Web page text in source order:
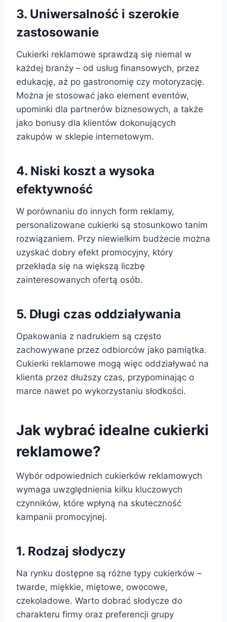
3. Uniwersalność i szerokie
zastosowanie
Cukierki reklamowe sprawdzą się niemal w
każdej branży – od usług finansowych, przez
edukację, aż po gastronomię czy motoryzację.
Można je stosować jako element eventów,
upominki dla partnerów biznesowych, a także
jako bonusy dla klientów dokonujących
zakupów w sklepie internetowym.
4. Niski koszt a wysoka
efektywność
W porównaniu do innych form reklamy,
personalizowane cukierki są stosunkowo tanim
rozwiązaniem. Przy niewielkim budżecie można
uzyskać dobry efekt promocyjny, który
przekłada się na większą liczbę
zainteresowanych ofertą osób.
5. Długi czas oddziaływania
Opakowania z nadrukiem są często
zachowywane przez odbiorców jako pamiątka.
Cukierki reklamowe mogą więc oddziaływać na
klienta przez dłuższy czas, przypominając o
marce nawet po wykorzystaniu słodkości.
Jak wybrać idealne cukierki
reklamowe?
Wybór odpowiednich cukierków reklamowych
wymaga uwzględnienia kilku kluczowych
czynników, które wpłyną na skuteczność
kampanii promocyjnej.
1. Rodzaj słodyczy
Na rynku dostępne są różne typy cukierków –
twarde, miękkie, miętowe, owocowe,
czekoladowe. Warto dobrać słodycze do
charakteru firmy oraz preferencji grupy